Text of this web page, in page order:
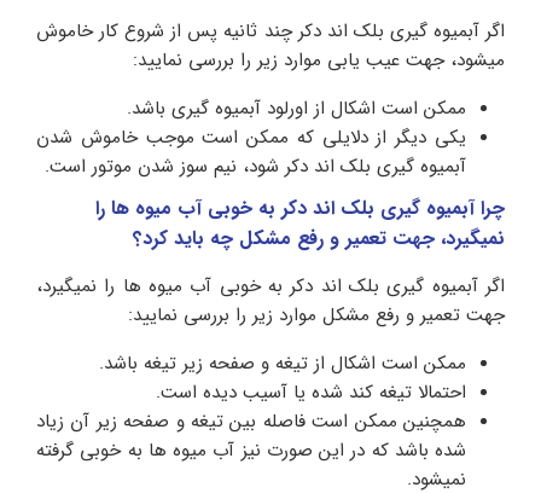
اگر آبمیوه گیری بلک اند دکر چند ثانیه پس از شروع کار خاموش
میشود، جهت عیب یابی موارد زیر را بررسی نمایید:
ممکن است اشکال از اورلود آبمیوه گیری باشد.
یکی دیگر از دلایلی که ممکن است موجب خاموش شدن
آبمیوه گیری بلک اند دکر شود، نیم سوز شدن موتور است.
چرا آبمیوه گیری بلک اند دکر به خوبی آب میوه ها را
نمیگیرد، جهت تعمیر و رفع مشکل چه باید کرد؟
اگر آبمیوه گیری بلک اند دکر به خوبی آب میوه ها را نمیگیرد،
جهت تعمیر و رفع مشکل موارد زیر را بررسی نمایید:
ممکن است اشکال از تیغه و صفحه زیر تیغه باشد.
احتمالا تیغه کند شده یا آسیب دیده است.
همچنین ممکن است فاصله بین تیغه و صفحه زیر آن زیاد
شده باشد که در این صورت نیز آب میوه ها به خوبی گرفته
نمیشود.